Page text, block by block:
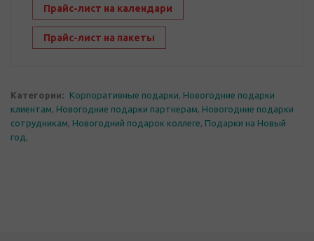
Прайс-лист на календари
Прайс-лист на пакеты
Категории: Корпоративные подарки, Новогодние подарки
клиентам, Новогодние подарки партнерам, Новогодние подарки
сотрудникам, Новогодний подарок коллеге, Подарки на Новый
год ,